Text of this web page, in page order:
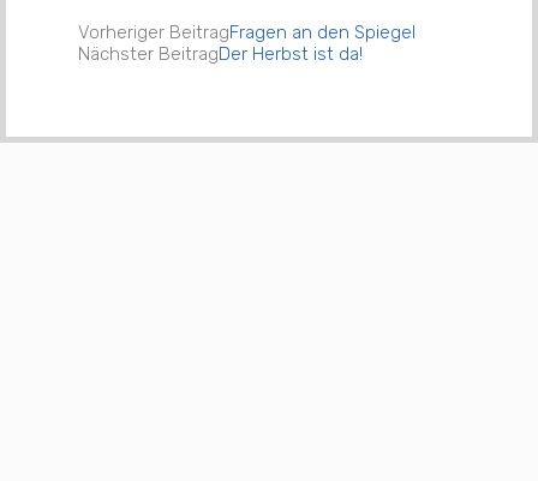
Vorheriger BeitragFragen an den Spiegel
Nächster BeitragDer Herbst ist da!